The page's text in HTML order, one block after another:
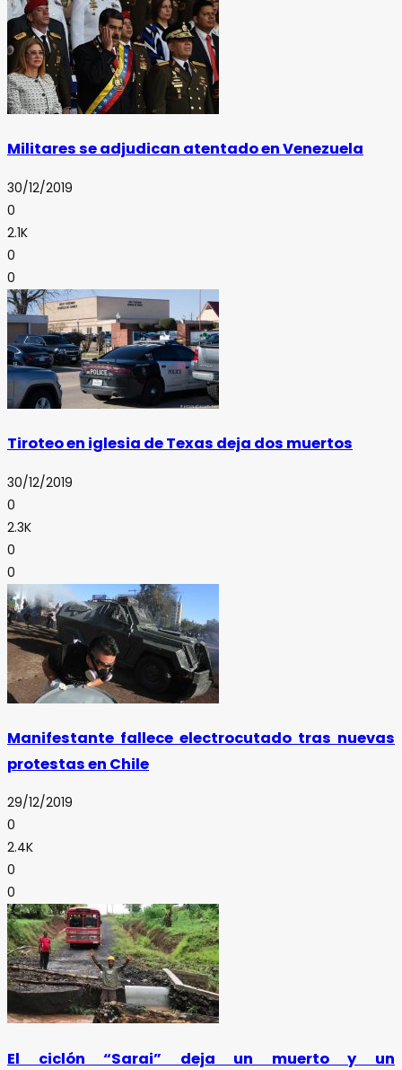
Militares se adjudican atentado en Venezuela
30/12/2019
0
2.1K
0
0
Tiroteo en iglesia de Texas deja dos muertos
30/12/2019
0
2.3K
0
0
Manifestante fallece electrocutado tras nuevas
protestas en Chile
29/12/2019
0
2.4K
0
0
El ciclón “Sarai” deja un muerto y un